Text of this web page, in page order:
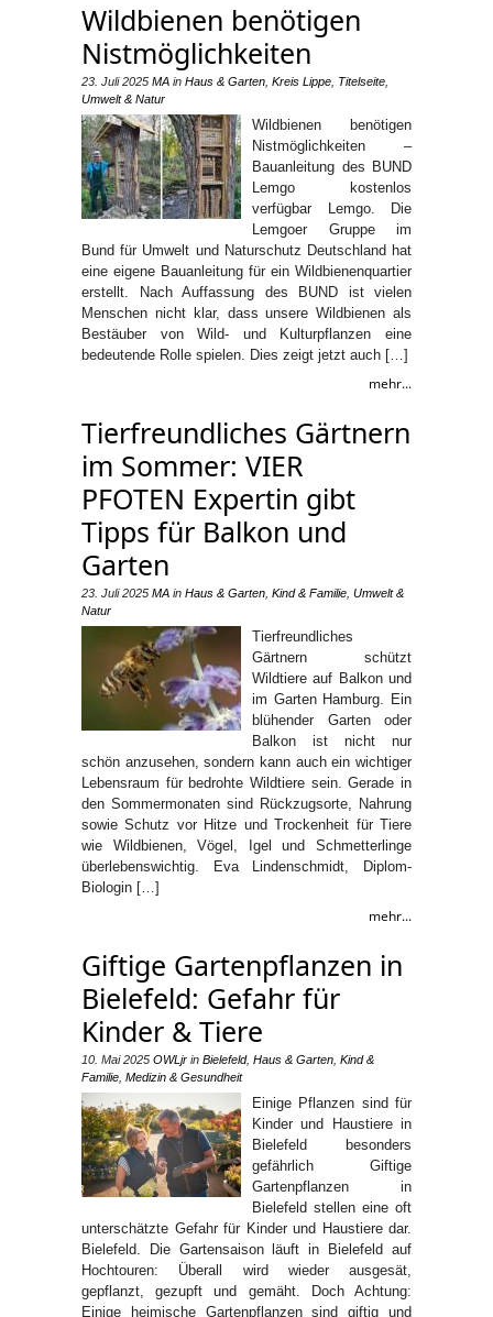
Wildbienen benötigen
Nistmöglichkeiten
23. Juli 2025 MA in Haus & Garten Kreis Lippe Titelseite
Umwelt & Natur
Wildbienen benötigen
Nistmöglichkeiten –
Bauanleitung des BUND
Lemgo kostenlos
verfügbar Lemgo. Die
Lemgoer Gruppe im
Bund für Umwelt und Naturschutz Deutschland hat
eine eigene Bauanleitung für ein Wildbienenquartier
erstellt. Nach Auffassung des BUND ist vielen
Menschen nicht klar, dass unsere Wildbienen als
Bestäuber von Wild- und Kulturpflanzen eine
bedeutende Rolle spielen. Dies zeigt jetzt auch […]
mehr...
Tierfreundliches Gärtnern
im Sommer: VIER
PFOTEN Expertin gibt
Tipps für Balkon und
Garten
23. Juli 2025 MA in Haus & Garten Kind & Familie Umwelt &
Natur
Tierfreundliches
Gärtnern schützt
Wildtiere auf Balkon und
im Garten Hamburg. Ein
blühender Garten oder
Balkon ist nicht nur
schön anzusehen, sondern kann auch ein wichtiger
Lebensraum für bedrohte Wildtiere sein. Gerade in
den Sommermonaten sind Rückzugsorte, Nahrung
sowie Schutz vor Hitze und Trockenheit für Tiere
wie Wildbienen, Vögel, Igel und Schmetterlinge
überlebenswichtig. Eva Lindenschmidt, Diplom-
Biologin […]
mehr...
Giftige Gartenpflanzen in
Bielefeld: Gefahr für
Kinder & Tiere
10. Mai 2025 OWLjr in Bielefeld, Haus & Garten Kind &
Familie Medizin & Gesundheit
Einige Pflanzen sind für
Kinder und Haustiere in
Bielefeld besonders
gefährlich Giftige
Gartenpflanzen in
Bielefeld stellen eine oft
unterschätzte Gefahr für Kinder und Haustiere dar.
Bielefeld. Die Gartensaison läuft in Bielefeld auf
Hochtouren: Überall wird wieder ausgesät,
gepflanzt, gezupft und gemäht. Doch Achtung:
Einige heimische Gartenpflanzen sind giftig und